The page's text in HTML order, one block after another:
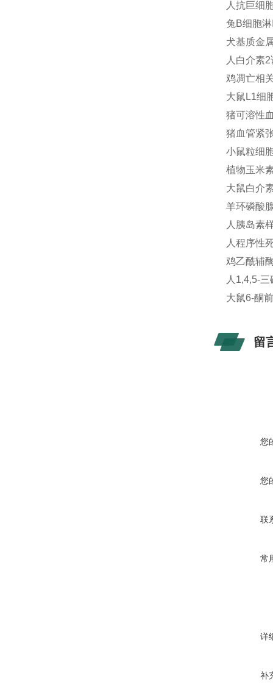
人抗巨细
兔B细胞
犬基质金
人白介素
鸡凋亡相
大鼠L1细
猪可溶性
猪血管紧
小鼠粒细
植物玉米
大鼠白介
羊环磷酸
人胰岛素
人程序性
鸡乙酰辅
人1,4,5-
大鼠6-酮
留
您
您
联
常
详
补